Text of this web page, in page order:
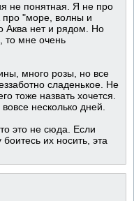
не понятная. Я не про
про "море, волны и
Аква нет и рядом. Но
то мне очень
много розы, но все
сладенькое. Не
тоже назвать хочется.
несколько дней.
это не сюда. Если
их носить, эта